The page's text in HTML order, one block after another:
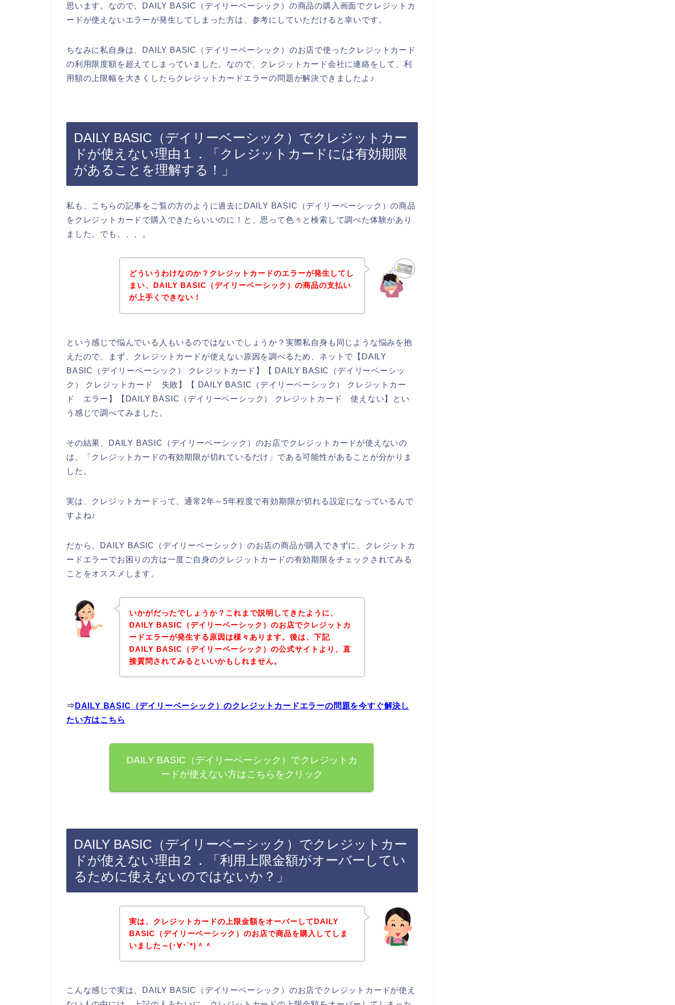
思います。なので、DAILY BASIC（デイリーベーシック）の商品の購入画面でクレジットカ
ードが使えないエラーが発生してしまった方は、参考にしていただけると幸いです。
ちなみに私自身は、DAILY BASIC（デイリーベーシック）のお店で使ったクレジットカード
の利用限度額を超えてしまっていました。なので、クレジットカード会社に連絡をして、利
用額の上限幅を大きくしたらクレジットカードエラーの問題が解決できましたよ♪
DAILY BASIC（デイリーベーシック）でクレジットカー
ドが使えない理由１．「クレジットカードには有効期限
があることを理解する！」
私も、こちらの記事をご覧の方のように過去にDAILY BASIC（デイリーベーシック）の商品
をクレジットカードで購入できたらいいのに！と、思って色々と検索して調べた体験があり
ました。でも、、、。
どういうわけなのか？クレジットカードのエラーが発生してし
まい、DAILY BASIC（デイリーベーシック）の商品の支払い
が上手くできない！
という感じで悩んでいる人もいるのではないでしょうか？実際私自身も同じような悩みを抱
えたので、まず、クレジットカードが使えない原因を調べるため、ネットで【DAILY
BASIC（デイリーベーシック） クレジットカード】【 DAILY BASIC（デイリーベーシッ
ク） クレジットカード 失敗】【 DAILY BASIC（デイリーベーシック） クレジットカー
ド エラー】【DAILY BASIC（デイリーベーシック） クレジットカード 使えない】とい
う感じで調べてみました。
その結果、DAILY BASIC（デイリーベーシック）のお店でクレジットカードが使えないの
は、「クレジットカードの有効期限が切れているだけ」である可能性があることが分かりま
した。
実は、クレジットカードって、通常2年～5年程度で有効期限が切れる設定になっているんで
すよね♪
だから、DAILY BASIC（デイリーベーシック）のお店の商品が購入できずに、クレジットカ
ードエラーでお困りの方は一度ご自身のクレジットカードの有効期限をチェックされてみる
ことをオススメします。
いかがだったでしょうか？これまで説明してきたように、
DAILY BASIC（デイリーベーシック）のお店でクレジットカ
ードエラーが発生する原因は様々あります。後は、下記
DAILY BASIC（デイリーベーシック）の公式サイトより、直
接質問されてみるといいかもしれません。
⇒ DAILY BASIC（デイリーベーシック）のクレジットカードエラーの問題を今すぐ解決し
たい方はこちら
DAILY BASIC（デイリーベーシック）でクレジットカ
ードが使えない方はこちらをクリック
DAILY BASIC（デイリーベーシック）でクレジットカー
ドが使えない理由２．「利用上限金額がオーバーしてい
るために使えないのではないか？」
実は、クレジットカードの上限金額をオーバーしてDAILY
BASIC（デイリーベーシック）のお店で商品を購入してしま
いました～(･∀･`*)＾＾
こんな感じで実は、DAILY BASIC（デイリーベーシック）のお店でクレジットカードが使え